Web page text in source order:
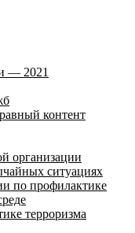
— 2021
контент
организации
ситуациях
по профилактике
терроризма